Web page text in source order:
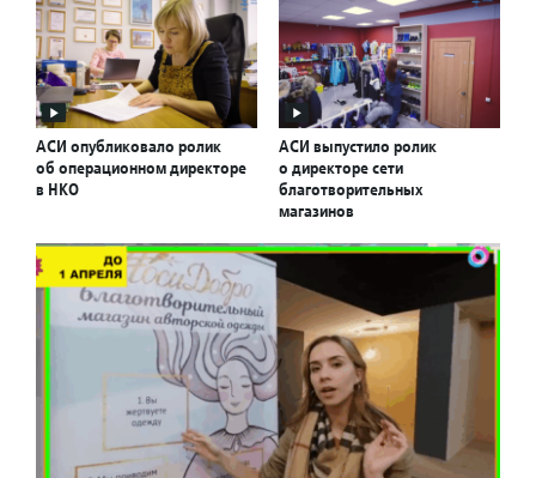
АСИ опубликовало ролик
об операционном директоре
в НКО
АСИ выпустило ролик
о директоре сети
благотворительных
магазинов